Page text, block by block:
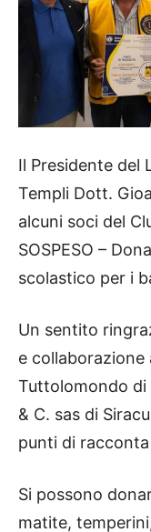
Il Presidente del
Templi Dott.
alcuni soci del
SOSPESO –
scolastico per i
Un sentito
e collaborazione
Tuttolomondo di
& C. sas di
punti di
Si possono
matite,